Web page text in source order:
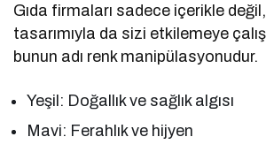
Gıda firmaları sadece içerikle
tasarımıyla da sizi etkilemeye
bunun adı renk manipülasyonudur.
Yeşil: Doğallık ve sağlık algısı
Mavi: Ferahlık ve hijyen